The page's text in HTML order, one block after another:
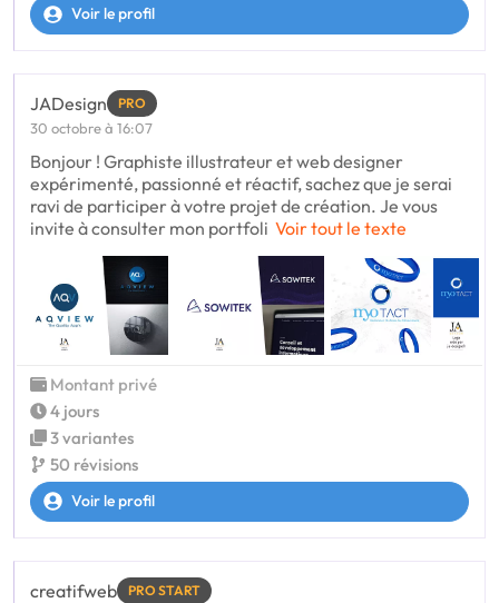
Voir le profil
JADesign PRO
30 octobre à 16:07
Bonjour ! Graphiste illustrateur et web designer
expérimenté, passionné et réactif, sachez que je serai
ravi de participer à votre projet de création. Je vous
invite à consulter mon portfoli Voir tout le texte
Montant privé
4 jours
3 variantes
50 révisions
Voir le profil
creatifweb PRO START